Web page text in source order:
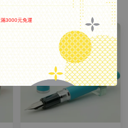
滿3000元免運